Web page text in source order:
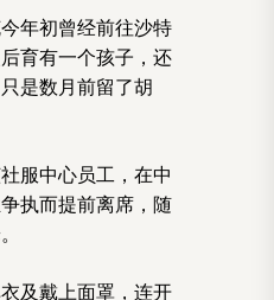
年初曾经前往沙特
育有一个孩子，还
是数月前留了胡
服中心员工，在中
执而提前离席，随
及戴上面罩，连开